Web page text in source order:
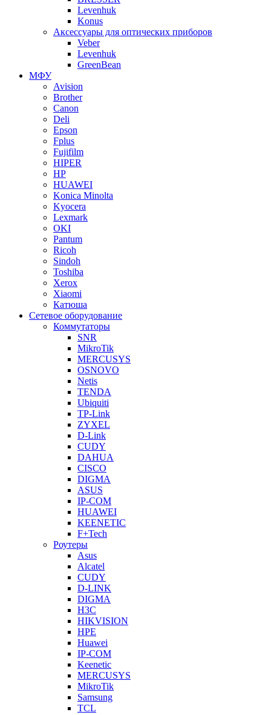
Levenhuk
Konus
Аксессуары для оптических приборов
Veber
Levenhuk
GreenBean
МФУ
Avision
Brother
Canon
Deli
Epson
Fplus
Fujifilm
HIPER
HP
HUAWEI
Konica Minolta
Kyocera
Lexmark
OKI
Pantum
Ricoh
Sindoh
Toshiba
Xerox
Xiaomi
Катюша
Сетевое оборудование
Коммутаторы
SNR
MikroTik
MERCUSYS
OSNOVO
Netis
TENDA
Ubiquiti
TP-Link
ZYXEL
D-Link
CUDY
DAHUA
CISCO
DIGMA
ASUS
IP-COM
HUAWEI
KEENETIC
F+Tech
Роутеры
Asus
Alcatel
CUDY
D-LINK
DIGMA
H3C
HIKVISION
HPE
Huawei
IP-COM
Keenetic
MERCUSYS
MikroTik
Samsung
TCL